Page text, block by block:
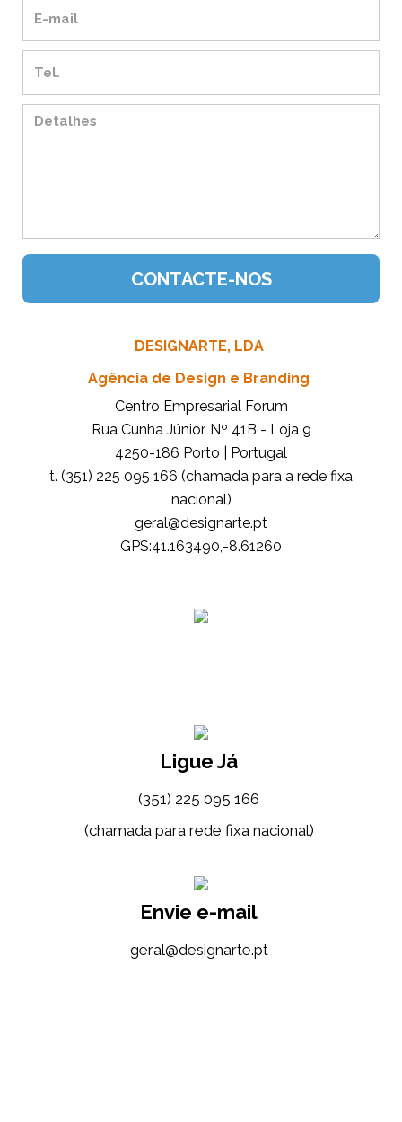
DESIGNARTE, LDA
Agência de Design e Branding
Centro Empresarial Forum
Rua Cunha Júnior, Nº 41B - Loja 9
4250-186 Porto | Portugal
t. (351) 225 095 166 (chamada para a rede fixa
nacional)
tp.etrangised@lareg
GPS:41.163490,-8.61260
Ligue Já
(351) 225 095 166
(chamada para rede fixa nacional)
Envie e-mail
tp.etrangised@lareg